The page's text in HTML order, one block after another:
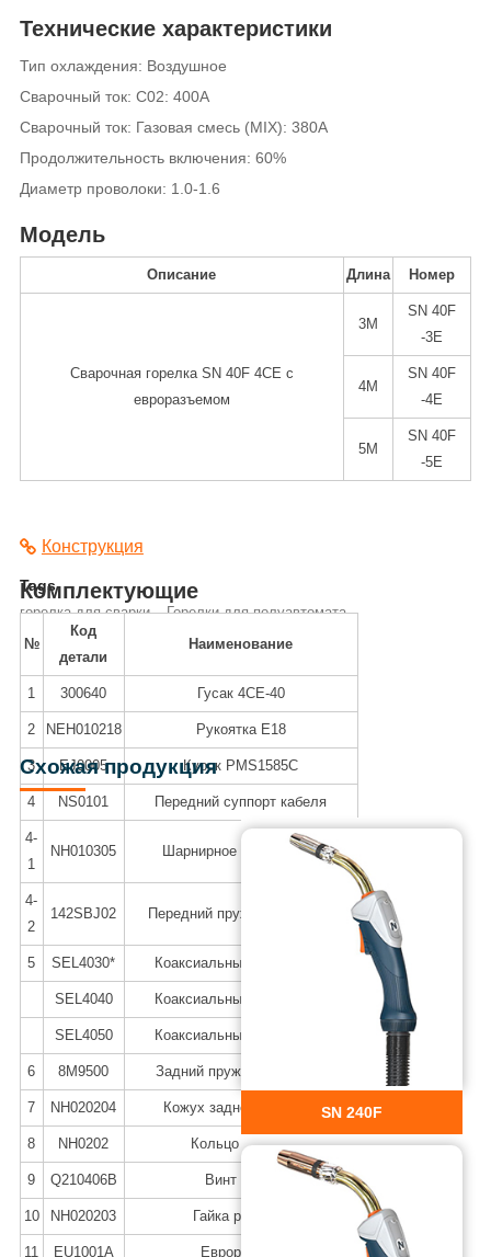
Технические характеристики
Тип охлаждения: Воздушное
Сварочный ток: C02: 400A
Сварочный ток: Газовая смесь (MIX): 380A
Продолжительность включения: 60%
Диаметр проволоки: 1.0-1.6
Модель
Описание Длина Номер
Сварочная горелка SN 40F 4CE с
евроразъемом
3M
SN 40F
-3E
4M
SN 40F
-4E
5M
SN 40F
-5E
Конструкция
Комплектующие
№
Код
детали
Наименование
1 300640 Гусак 4CE-40
2 NEH010218 Рукоятка E18
3 EJ0005 Курок PMS1585C
4 NS0101 Передний суппорт кабеля
4-
1
NH010305 Шарнирное соединение
4-
2
142SBJ02 Передний пружинный кожух
5 SEL4030* Коаксиальный кабель 3 м
SEL4040 Коаксиальный кабель 4 м
SEL4050 Коаксиальный кабель 5 м
6 8M9500 Задний пружинный кожух
7 NH020204 Кожух задней рукоятки
8 NH0202 Кольцо кожуха
9 Q210406B Винт M4x6
10 NH020203 Гайка разъема
11 EU1001A Евроразъем
Tags
горелка для сварки
Горелки для полуавтомата
сварочная оснастка
горелка сварочная mig mag
сварочные аксессуары
расходники для полуавтоматической сварки
приспособления для сварки
Схожая продукция
SN 240F